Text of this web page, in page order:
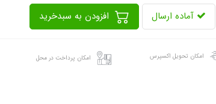
آماده ارسال
امکان تحویل اکسپرس امکان پرداخت در محل